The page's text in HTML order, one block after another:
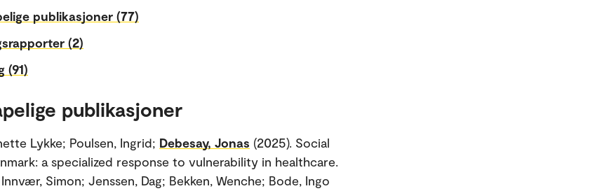
publikasjoner (77)
(2)
(91)
publikasjoner
Lykke; Poulsen, Ingrid; Debesay, Jonas (2025). Social
a specialized response to vulnerability in healthcare.
Simon; Jenssen, Dag; Bekken, Wenche; Bode, Ingo